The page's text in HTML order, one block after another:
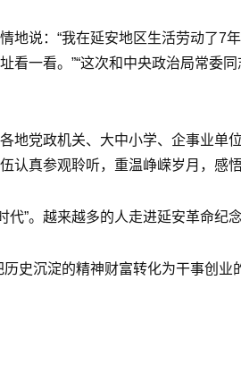
说：“我在延安地区生活劳动了
一看。”“这次和中央政治局常委
地党政机关、大中小学、企事业
认真参观聆听，重温峥嵘岁月，感悟
”。越来越多的人走进延安革命纪
史沉淀的精神财富转化为干事创业